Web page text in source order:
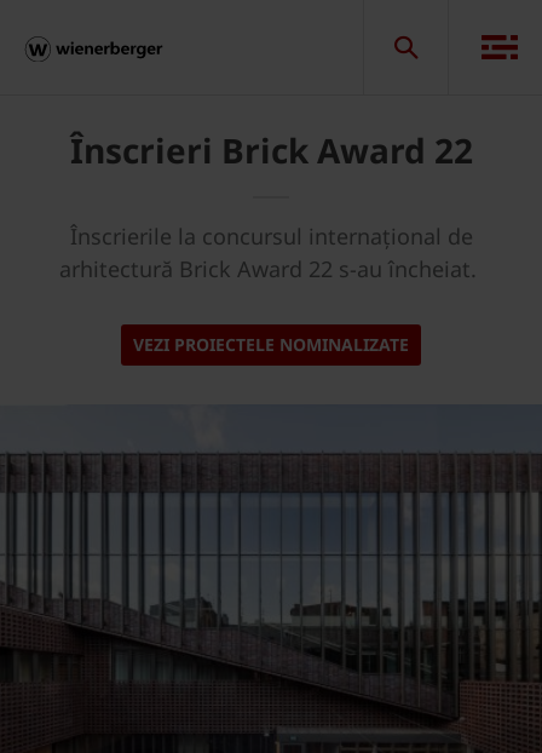
Înscrieri Brick Award 22
Înscrierile la concursul internațional de
arhitectură Brick Award 22 s-au încheiat.
VEZI PROIECTELE NOMINALIZATE